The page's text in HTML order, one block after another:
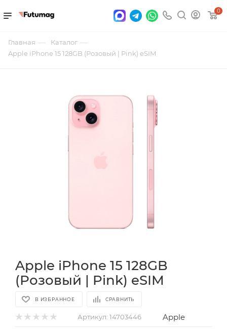
0
Главная — Каталог —
Apple iPhone 15 128GB (Розовый | Pink) eSIM
Apple iPhone 15 128GB
(Розовый | Pink) eSIM
В ИЗБРАННОЕ СРАВНИТЬ
Артикул: 14703446 Apple